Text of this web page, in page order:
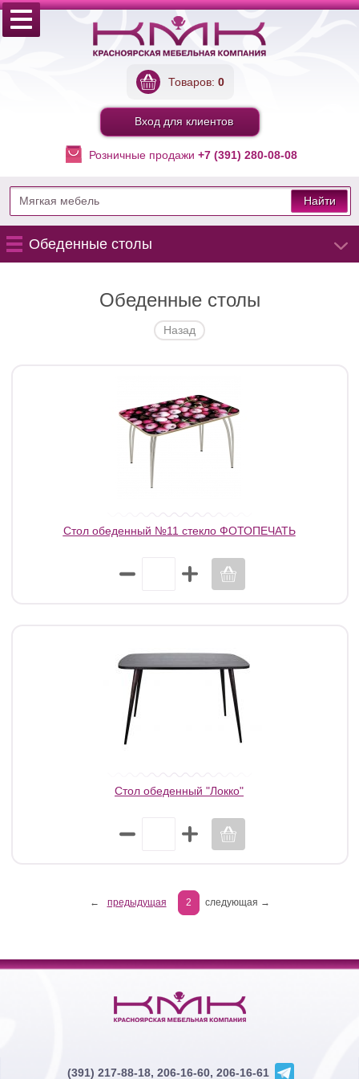
Розничные продажи +7 (391) 280-08-08
Товаров: 0
Вход для клиентов
Найти
Обеденные столы
Обеденные столы
Стол обеденный №11 стекло ФОТОПЕЧАТЬ
Стол обеденный "Локко"
← предыдущая 2 следующая →
(391) 217-88-18, 206-16-60, 206-16-61